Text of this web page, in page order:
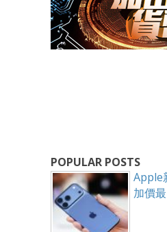
POPULAR POSTS
Apple
加價